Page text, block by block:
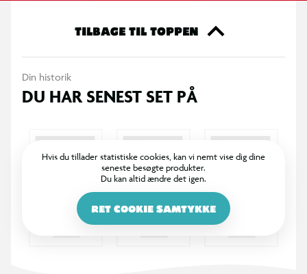
Indeholder blyanter, penne og tilbehør
Velegnet til skrivning og tegning
Egnet til skole og kreativ brug
Praktisk samlet sæt til børn
TILBAGE TIL TOPPEN
Din historik
DU HAR SENEST SET PÅ
Hvis du tillader statistiske cookies, kan vi nemt vise dig dine
seneste besøgte produkter.
Du kan altid ændre det igen.
RET COOKIE SAMTYKKE